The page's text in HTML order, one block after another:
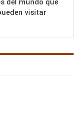
del mundo que
visitar